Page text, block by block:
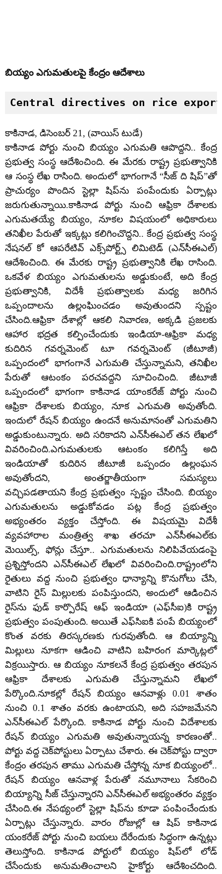
బియ్యం ఎగుమతులపై కేంద్రం ఆదేశాలు
Central directives on rice
కాకినాడ, డిసెంబర్ 21, (వాయిస్ టుడే)
కాకినాడ పోర్టు నుంచి బియ్యం ఎగుమ‌తి ఆపొద్ద‌ని.. కేంద్ర
ప్ర‌భుత్వ సంస్థ ఆదేశించింది. ఈ మేర‌కు రాష్ట్ర ప్రభుత్వానికి
ఆ సంస్థ లేఖ రాసింది. అందులో భాగంగానే “సీజ్ ది షిప్‌”తో
ప్రాచుర్యం పొందిన స్టెల్లా షిప్‌ను పంపేందుకు ఏర్పాట్లు
జ‌రుగుతున్నాయి.కాకినాడ పోర్టు నుంచి ఆఫ్రికా దేశాల‌కు
ఎగుమ‌త‌య్యే బియ్యం, నూక‌ల విష‌యంలో అధికారులు
త‌నిఖీల పేరుతో ఇక్క‌ట్లు క‌లిగించొద్ద‌ని.. కేంద్ర ప్ర‌భుత్వ సంస్థ
నేష‌న‌ల్ కో ఆప‌రేటివ్ ఎక్స్‌పోర్ట్స్ లిమిటెడ్ (ఎన్‌సీఈఎల్)
ఆదేశించింది. ఈ మేర‌కు రాష్ట్ర ప్ర‌భుత్వానికి లేఖ రాసింది.
ఒక‌వేళ బియ్యం ఎగుమ‌తులను అడ్డుకుంటే, అది కేంద్ర
ప్ర‌భుత్వానికి, విదేశీ ప్ర‌భుత్వాల‌కు మ‌ధ్య జ‌రిగిన
ఒప్పందాల‌ను ఉల్లంఘించ‌డం అవుతుంద‌ని స్పష్టం
చేసింది.ఆఫ్రికా దేశాల్లో ఆక‌లి నివార‌ణ‌, అక్క‌డి ప్ర‌జ‌ల‌కు
ఆహార భ‌ద్ర‌త క‌ల్పించేందుకు ఇండియా-ఆఫ్రికా మ‌ధ్య
కుదిరిన గ‌వ‌ర్న‌మెంట్ టూ గ‌వ‌ర్న‌మెంట్ (జీటూజీ)
ఒప్పందంలో భాగంగానే ఎగుమ‌తి చేస్తున్నామ‌ని, త‌నిఖీల
పేరుతో ఆటంకం ప‌ర‌చ‌వ‌ద్దని సూచించింది. జీటూజీ
ఒప్పందంలో భాగంగా కాకినాడ యాంక‌రేజ్ పోర్టు నుంచి
ఆఫ్రికా దేశాల‌కు బియ్యం, నూక ఎగుమ‌తి అవుతోంది.
ఇందులో రేష‌న్ బియ్యం ఉందనే అనుమానంతో ఎగుమ‌తిని
అడ్డుకుంటున్నారు. అది స‌రికాద‌ని ఎన్‌సీఈఎల్ త‌న లేఖ‌లో
వివరించింది.ఎగుమ‌తుల‌కు ఆటంకం కలిగిస్తే అది
ఇండియాతో కుదిరిన జీటూజీ ఒప్పందం ఉల్లంఘన
అవుతోందని, అంత‌ర్జాతీయంగా స‌మ‌స్య‌లు
వ‌చ్చిప‌డ‌తాయ‌ని కేంద్ర ప్ర‌భుత్వం స్పష్టం చేసింది. బియ్యం
ఎగుమ‌తుల‌ను అడ్డుకోవ‌డం ప‌ట్ల కేంద్ర ప్ర‌భుత్వం
అభ్యంతరం వ్య‌క్తం చేస్తోంది. ఈ విష‌య‌మై విదేశీ
వ్య‌వ‌హారాల మంత్రిత్వ శాఖ త‌ర‌చూ ఎన్‌సీఈఎల్‌కు
మెయిల్స్‌, ఫోన్లు చేస్తూ.. ఎగుమ‌తులను నిలిపివేయ‌డంపై
ప్ర‌శ్నిస్తోంద‌ని ఎన్‌సీఈఎల్ లేఖ‌లో వివరించింది.రాష్ట్రంలోని
రైతులు వ‌ద్ద నుంచి ప్ర‌భుత్వం ధాన్యాన్ని కొనుగోలు చేసి,
వాటిని రైస్ మిల్లుల‌కు పంపిస్తుంద‌ని, అందులో ఆడించిన
రైస్‌ను ఫుడ్ కార్పొరేష్ ఆఫ్ ఇండియా (ఎఫ్‌సీఐ)కి రాష్ట్ర
ప్ర‌భుత్వం పంపుతుంది. అయితే ఎఫ్‌సిఐకి పంపే బియ్యంలో
కొంత వ‌ర‌కు తిర‌స్క‌ర‌ణకు గురవుతోంది. ఆ బియ్యాన్ని
మిల్లులు నూక‌గా ఆడించి వాటిని బ‌హిరంగ మార్కెట్ల‌లో
విక్ర‌యిస్తారు. ఆ బియ్యం నూక‌ల‌నే కేంద్ర ప్ర‌భుత్వం త‌ర‌పున
ఆఫ్రికా దేశాల‌కు ఎగుమ‌తి చేస్తున్నామ‌ని లేఖ‌లో
పేర్కొంది.నూక‌ల్లో రేష‌న్ బియ్యం ఆన‌వాళ్లు 0.01 శాతం
నుంచి 0.1 శాతం వ‌ర‌కు ఉంటాయని, అది స‌హ‌జ‌మేన‌ని
ఎన్‌సీఈఎల్ పేర్కొంది. కాకినాడ పోర్టు నుంచి విదేశాల‌కు
రేష‌న్ బియ్యం ఎగుమ‌తి అవుతున్నాయ‌న్న కార‌ణంతో..
పోర్టు వ‌ద్ద చెక్‌పోస్టులు ఏర్పాటు చేశారు. ఈ చెక్‌పోస్టు ద్వారా
కేంద్రం త‌ర‌పున తాము ఎగుమ‌తి చేస్తోన్న నూక బియ్యంలో..
రేష‌న్ బియ్యం ఆన‌వాళ్ల పేరుతో న‌మూనాలు సేక‌రించి
బియ్యాన్ని సీజ్ చేస్తున్నార‌ని ఎన్‌సీఈఎల్ అభ్యంత‌రం వ్య‌క్తం
చేసింది.ఈ నేప‌థ్యంలో స్టెల్లా షిప్‌ను కూడా పంపించేందుకు
ఏర్పాట్లు చేస్తున్నారు. వారం రోజుల్లో ఆ షిప్ కాకినాడ
యంక‌రేజ్ పోర్టు నుంచి బ‌య‌లు దేరేందుకు సిద్ధంగా ఉన్న‌ట్లు
తెలుస్తోంది. కాకినాడ పోర్టులో బియ్యం షిప్‌లో లోడ్
చేసేందుకు అనుమ‌తించాల‌ని హైకోర్టు ఆదేశించ‌దింది.